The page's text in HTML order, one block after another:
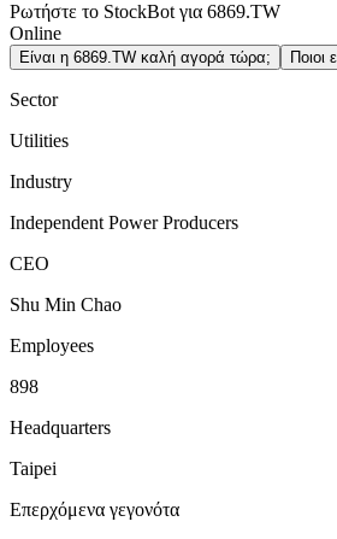
Ρωτήστε το StockBot για 6869.TW
Online
Είναι η 6869.TW καλή αγορά τώρα; Ποιοι
Sector
Utilities
Industry
Independent Power Producers
CEO
Shu Min Chao
Employees
898
Headquarters
Taipei
Επερχόμενα γεγονότα